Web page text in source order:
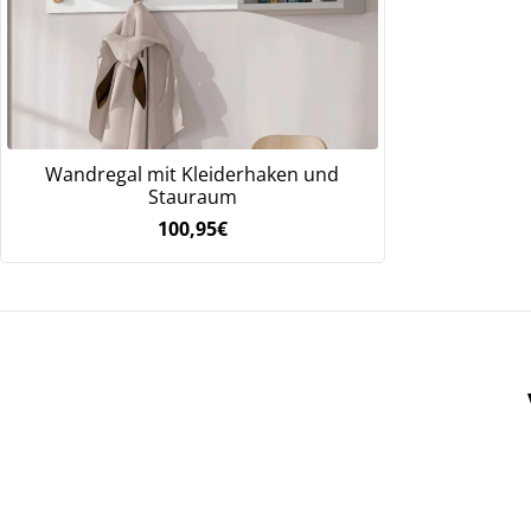
Wandregal mit Kleiderhaken und
Stauraum
100,95€